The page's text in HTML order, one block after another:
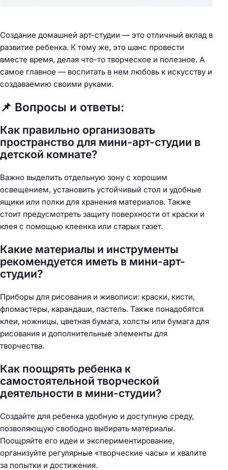
Создание домашней арт-студии — это отличный вклад в
развитие ребенка. К тому же, это шанс провести
вместе время, делая что-то творческое и полезное. А
самое главное — воспитать в нем любовь к искусству и
создаваемию своими руками.
📌 Вопросы и ответы:
Как правильно организовать
пространство для мини-арт-студии в
детской комнате?
Важно выделить отдельную зону с хорошим
освещением, установить устойчивый стол и удобные
ящики или полки для хранения материалов. Также
стоит предусмотреть защиту поверхности от краски и
клея с помощью клеенка или старых газет.
Какие материалы и инструменты
рекомендуется иметь в мини-арт-
студии?
Приборы для рисования и живописи: краски, кисти,
фломастеры, карандаши, пастель. Также понадобятся
клеи, ножницы, цветная бумага, холсты или бумага для
рисования и дополнительные элементы для
творчества.
Как поощрять ребенка к
самостоятельной творческой
деятельности в мини-студии?
Создайте для ребенка удобную и доступную среду,
позволяющую свободно выбирать материалы.
Поощряйте его идеи и экспериментирование,
организуйте регулярные «творческие часы» и хвалите
за попытки и достижения.